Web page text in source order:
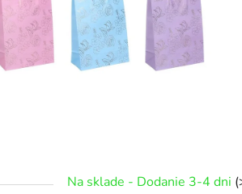
Na sklade - Dodanie 3-4 dni